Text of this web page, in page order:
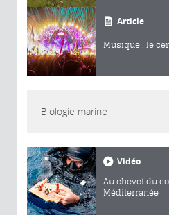
Article
Musique : le
Biologie marine
Vidéo
Au chevet du
Méditerranée